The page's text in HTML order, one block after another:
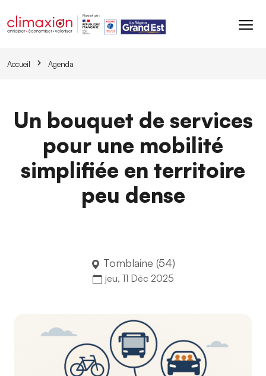
Accueil Agenda
Un bouquet de services
pour une mobilité
simplifiée en territoire
peu dense
Tomblaine (54)
jeu, 11 Déc 2025